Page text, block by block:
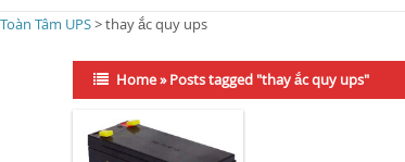
Toàn Tâm UPS>thay ắc quy ups
Home»Posts tagged "thay ắc quy ups"